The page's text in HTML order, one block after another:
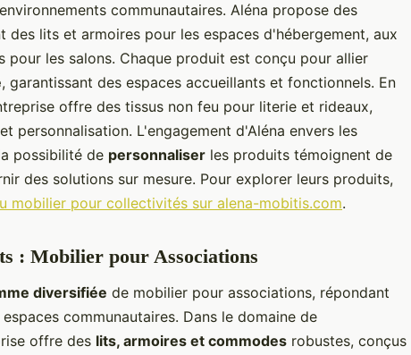
communautaires. Aléna propose des
des lits et armoires pour les espaces d'hébergement, aux
pour les salons. Chaque produit est conçu pour allier
, garantissant des espaces accueillants et fonctionnels. En
offre des tissus non feu pour literie et rideaux,
personnalisation. L'engagement d'Aléna envers les
possibilité de personnaliser les produits témoignent de
des solutions sur mesure. Pour explorer leurs produits,
mobilier pour collectivités sur alena-mobitis.com.
: Mobilier pour Associations
diversifiée de mobilier pour associations, répondant
communautaires. Dans le domaine de
offre des lits, armoires et commodes robustes, conçus